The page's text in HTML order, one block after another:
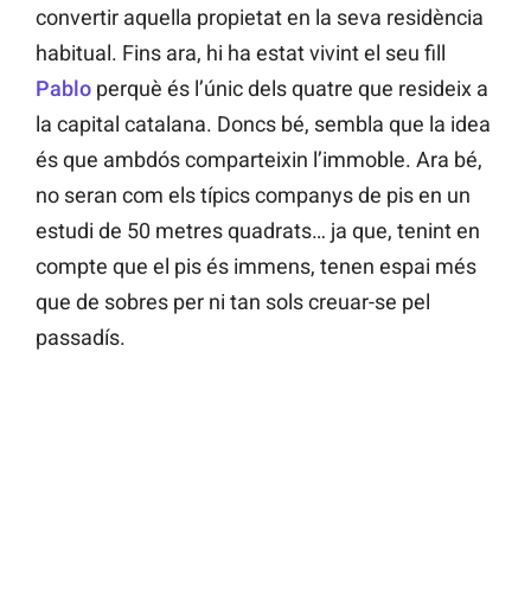
convertir aquella propietat en la seva residència
habitual. Fins ara, hi ha estat vivint el seu fill
Pablo perquè és l’únic dels quatre que resideix a
la capital catalana. Doncs bé, sembla que la idea
és que ambdós comparteixin l’immoble. Ara bé,
no seran com els típics companys de pis en un
estudi de 50 metres quadrats… ja que, tenint en
compte que el pis és immens, tenen espai més
que de sobres per ni tan sols creuar-se pel
passadís.